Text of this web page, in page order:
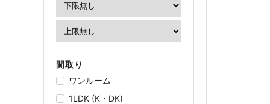
間取り
ワンルーム
1LDK (K・DK)